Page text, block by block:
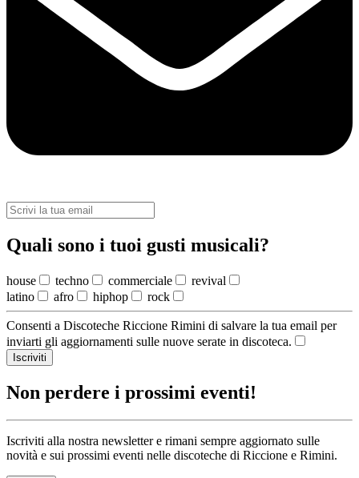
Quali sono i tuoi gusti musicali?
house techno commerciale
revival
latino
afro hiphop rock
Consenti a Discoteche Riccione Rimini di salvare la tua email per
inviarti gli aggiornamenti sulle nuove serate in discoteca.
Iscriviti
Non perdere i prossimi eventi!
Iscriviti alla nostra newsletter e rimani sempre aggiornato sulle
novità e sui prossimi eventi nelle discoteche di Riccione e Rimini.